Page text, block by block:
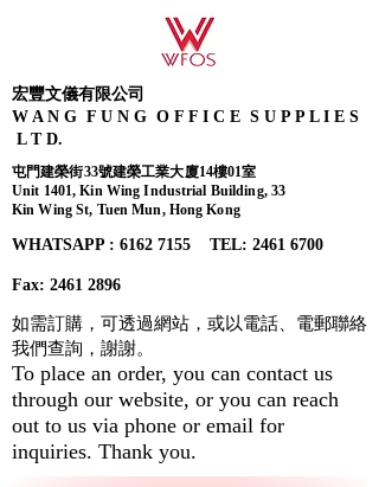
宏豐文儀有限公司
W A N G F U N G O F F I C E S U P P L I E S
L T D.
屯門建榮街33號建榮工業大廈14樓01室
Unit 1401, Kin Wing Industrial Building, 33
Kin Wing St, Tuen Mun, Hong Kong
WHATSAPP : 6162 7155​ TEL: 2461 6700
Fax: 2461 2896
如需訂購，可透過網站，或以電話、電郵聯絡
我們查詢， 謝謝。
To place an order, you can contact us
through our website, or you can reach
out to us via phone or email for
inquiries. Thank you.